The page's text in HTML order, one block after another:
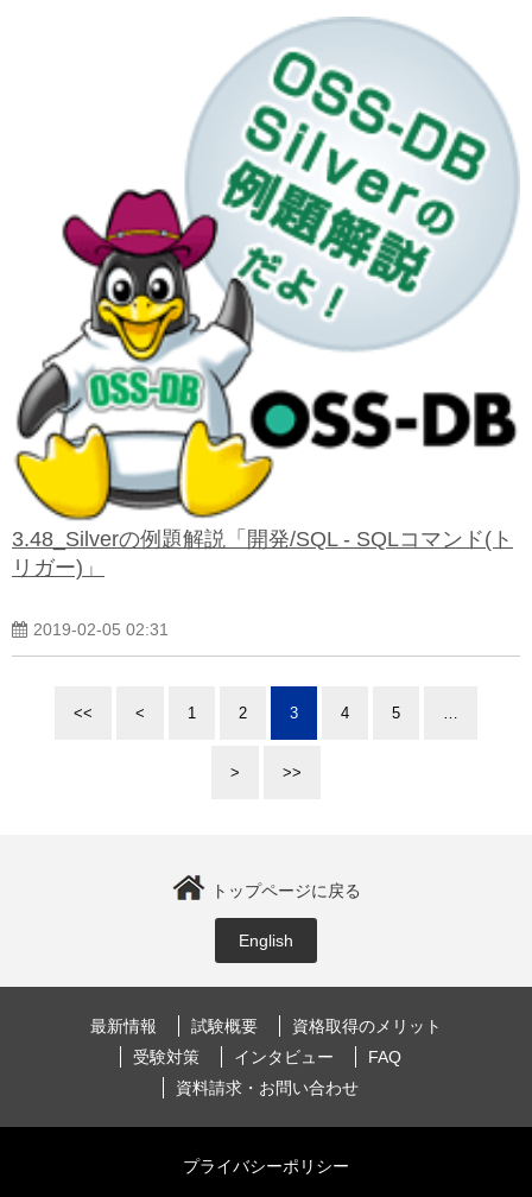
3.48_Silverの例題解説「開発/SQL - SQLコマンド(ト
リガー)」
2019-02-05 02:31
<< < 1 2 3 4 5
> >>
トップページに戻る
English
最新情報 試験概要
資格取得のメリット
受験対策
インタビュー
FAQ
資料請求・お問い合わせ
プライバシーポリシー